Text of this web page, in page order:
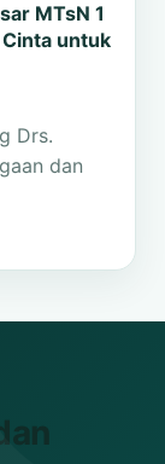
MTsN 1
untuk
Drs.
dan